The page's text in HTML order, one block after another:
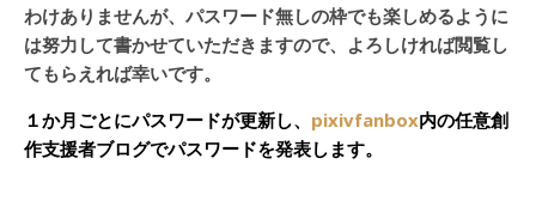
わけありませんが、パスワード無しの枠でも楽しめるように
は努力して書かせていただきますので、よろしければ閲覧し
てもらえれば幸いです。
１か月ごとにパスワードが更新し、 pixivfanbox内の任意創
作支援者ブログでパスワードを発表します。